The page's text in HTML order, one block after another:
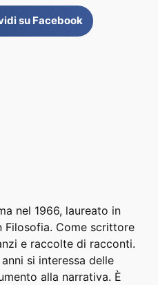
su Facebook
nel 1966, laureato in
Filosofia. Come scrittore
e raccolte di racconti.
si interessa delle
alla narrativa. È